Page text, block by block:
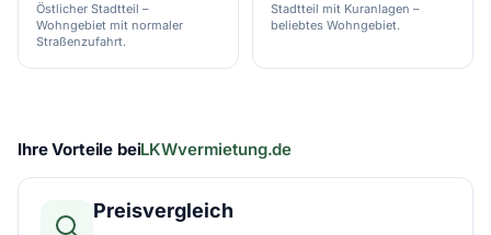
Östlicher Stadtteil –
Wohngebiet mit normaler
Straßenzufahrt.
Stadtteil mit Kuranlagen –
beliebtes Wohngebiet.
Ihre Vorteile beiLKWvermietung.de
Preisvergleich